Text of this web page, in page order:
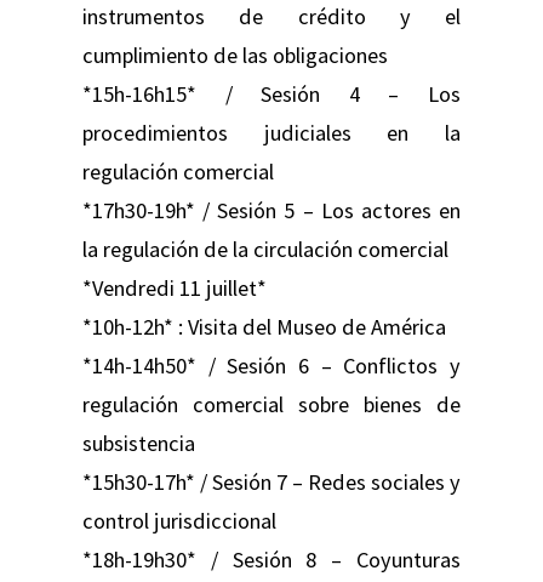
instrumentos de crédito y el
cumplimiento de las obligaciones
*15h-16h15* / Sesión 4 – Los
procedimientos judiciales en la
regulación comercial
*17h30-19h* / Sesión 5 – Los actores en
la regulación de la circulación comercial
*Vendredi 11 juillet*
*10h-12h* : Visita del Museo de América
*14h-14h50* / Sesión 6 – Conflictos y
regulación comercial sobre bienes de
subsistencia
*15h30-17h* / Sesión 7 – Redes sociales y
control jurisdiccional
*18h-19h30* / Sesión 8 – Coyunturas